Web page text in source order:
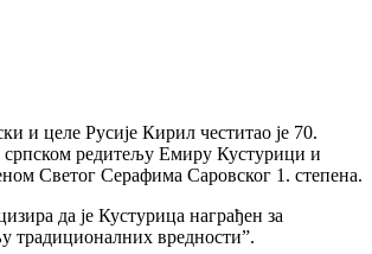
и целе Русије Кирил честитао је 70.
српском редитељу Емиру Кустурици и
Светог Серафима Саровског 1. степена.
да је Кустурица награђен за
традиционалних вредности”.